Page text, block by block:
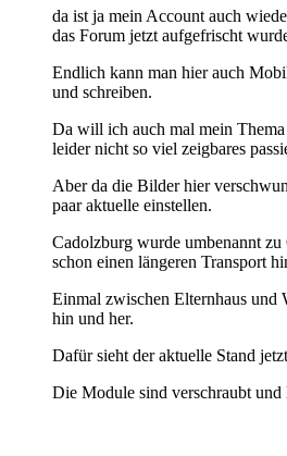
da ist ja mein Account auch
das Forum jetzt aufgefrischt
Endlich kann man hier auch
und schreiben.
Da will ich auch mal mein
leider nicht so viel zeigbares
Aber da die Bilder hier
paar aktuelle einstellen.
Cadolzburg wurde umbenannt
schon einen längeren Transport
Einmal zwischen Elternhaus und
hin und her.
Dafür sieht der aktuelle Stand
Die Module sind verschraubt und